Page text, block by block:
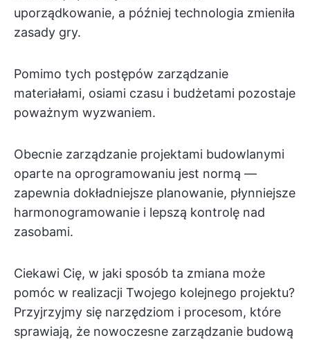
uporządkowanie, a później technologia zmieniła
zasady gry.
Pomimo tych postępów zarządzanie
materiałami, osiami czasu i budżetami pozostaje
poważnym wyzwaniem.
Obecnie zarządzanie projektami budowlanymi
oparte na oprogramowaniu jest normą —
zapewnia dokładniejsze planowanie, płynniejsze
harmonogramowanie i lepszą kontrolę nad
zasobami.
Ciekawi Cię, w jaki sposób ta zmiana może
pomóc w realizacji Twojego kolejnego projektu?
Przyjrzyjmy się narzędziom i procesom, które
sprawiają, że nowoczesne zarządzanie budową